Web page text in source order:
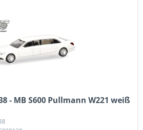
- MB S600 Pullmann W221 weiß